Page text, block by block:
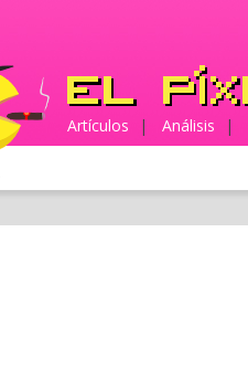
Artículos | Análisis |